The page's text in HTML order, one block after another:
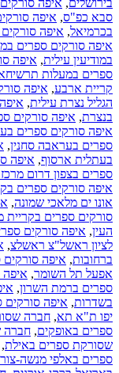
סבא כפ"ס, איפה
בכרמיאל, איפה
איפה סורקים ספרים
במודיעין עילית, איפה
ספרים במעלות
קריית ארבע, איפה
הגליל נצרת עילית,
בנצרת, איפה סורקים
איפה סורקים ספרים
ספרים בעראבה סחנין,
בעתלית ארסוף, איפה
ספרים בצפון דרום
איפה סורקים ספרים
אונו ים מלאכי שמונה,
סורקים ספרים בקריית
העין, איפה סורקים
לציון ראשל"צ ראשלצ,
ברחובות, איפה
אפעל תל השומר, איפה
ספרים ברמת השרון,
בשדרות, איפה
יפו ת"א תא, חברה
ספרים באופקים, חברה
שסורקת ספרים באילת,
ספרים באלפי מנשה-צור